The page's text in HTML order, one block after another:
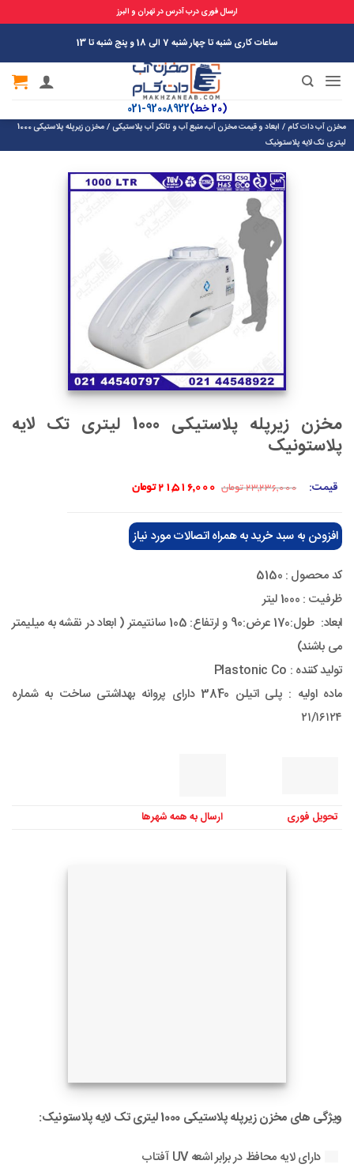
ارسال فوری درب آدرس در تهران و البرز
to
content
ساعات کاری شنبه تا چهار شنبه 7 الی 18 و پنج شنبه تا 13
(20 خط) 92008922-021
مخزن آب دات کام/ ابعاد و قیمت مخزن آب، منبع آب و تانکر آب پلاستیکی/
مخزن زیرپله پلاستیکی 1000
لیتری تک لایه پلاستونیک
مخزن زیرپله پلاستیکی 1000 لیتری تک لایه
پلاستونیک
قیمت: 23,236,000تومان قیمت
بود.
21,516,000 تومان
افزودن به سبد خرید به همراه اتصالات مورد نیاز
کد محصول : 5150
ظرفیت : 1000 لیتر
ابعاد: طول:170 عرض:90 و ارتفاع: 105 سانتیمتر ( ابعاد در نقشه به میلیمتر
می باشند)
تولید کننده : Plastonic Co
ماده اولیه : پلی اتیلن 3840 دارای پروانه بهداشتی ساخت به شماره
۲۱/۱۶۱۲۴
تحویل فوری ارسال به همه شهرها
ویژگی های مخزن زیرپله پلاستیکی 1000 لیتری تک لایه پلاستونیک:
دارای لایه محافظ در برابر اشعه UV آفتاب